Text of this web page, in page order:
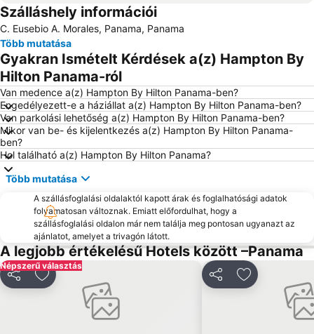
Szálláshely információi
C. Eusebio A. Morales, Panama, Panama
Több mutatása
Gyakran Ismételt Kérdések a(z) Hampton By
Hilton Panama-ról
Van medence a(z) Hampton By Hilton Panama-ben?
Engedélyezett-e a háziállat a(z) Hampton By Hilton Panama-ben?
Van parkolási lehetőség a(z) Hampton By Hilton Panama-ben?
Mikor van be- és kijelentkezés a(z) Hampton By Hilton Panama-
ben?
Hol található a(z) Hampton By Hilton Panama?
Több mutatása
A szállásfoglalási oldalaktól kapott árak és foglalhatósági adatok
folyamatosan változnak. Emiatt előfordulhat, hogy a
szállásfoglalási oldalon már nem találja meg pontosan ugyanazt az
ajánlatot, amelyet a trivagón látott.
A legjobb értékelésű Hotels között –Panama
Népszerű választás
MegosztásHozzáadás a kedvencekhez MegosztásHozzáadás